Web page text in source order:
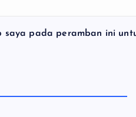
saya pada peramban ini